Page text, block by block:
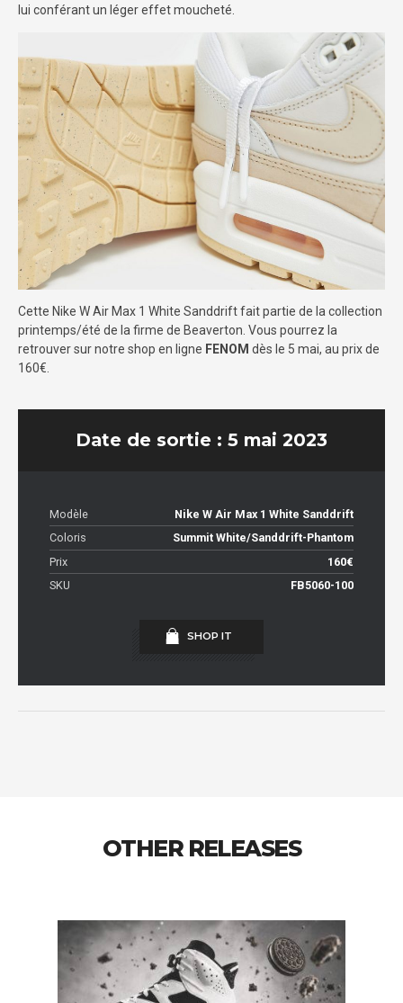
lui conférant un léger effet moucheté.
Cette Nike W Air Max 1 White Sanddrift fait partie de la collection
printemps/été de la firme de Beaverton. Vous pourrez la
retrouver sur notre shop en ligne FENOM dès le 5 mai, au prix de
160€.
Date de sortie : 5 mai 2023
Modèle
Nike W Air Max 1 White Sanddrift
Coloris
Summit White/Sanddrift-Phantom
Prix
160€
SKU
FB5060-100
SHOP IT
OTHER RELEASES